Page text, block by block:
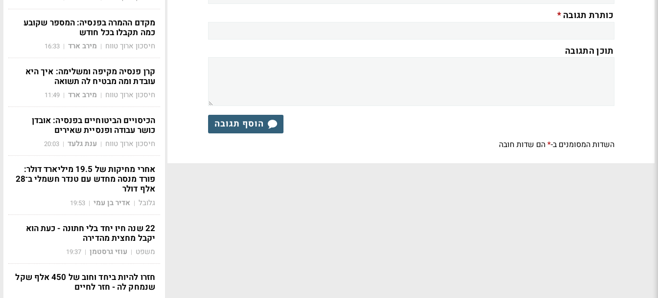
כותרת תגובה*
תוכן התגובה
הוסף תגובה
השדות המסומנים ב-*הם שדות חובה
מקדם ההמרה בפנסיה: המספר שקובע
כמה תקבלו בכל חודש
חיסכון ארוך טווח | מירב ארד |
16:33
קרן פנסיה מקיפה ומשלימה: איך היא
עובדת ומה מבטיח לה תשואה
חיסכון ארוך טווח | מירב ארד |
11:49
הכיסויים הביטוחיים בפנסיה: אובדן
כושר עבודה ופנסיית שאירים
חיסכון ארוך טווח | ענת גלעד |
20:03
אחרי מחיקות של 19.5 מיליארד דולר:
פורד מנסה מחדש עם טנדר חשמלי ב־28
אלף דולר
גלובל | אדיר בן עמי |
19:53
22 שנה חיו יחד בלי חתונה - כעת הוא
יקבל מחצית מהדירה
משפט | עוזי גרסטמן |
19:37
חזרו להיות ביחד וחוב של 450 אלף שקל
שנמחק לה - חזר לחיים